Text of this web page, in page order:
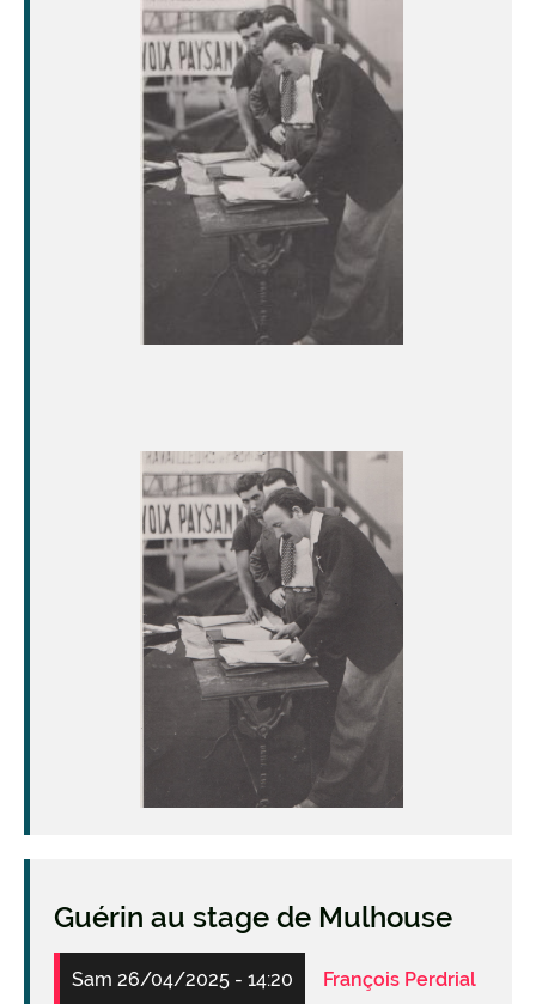
Image
Guérin au stage de Mulhouse
Sam 26/04/2025 - 14:20
François Perdrial